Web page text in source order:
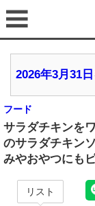
2026年3月31
フード
サラダチキンを
のサラダチキン
みやおやつにも
リスト